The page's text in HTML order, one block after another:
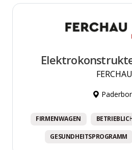
FERCHAU
FIRMENWAGEN
GESUNDHEITSPROGRAMM